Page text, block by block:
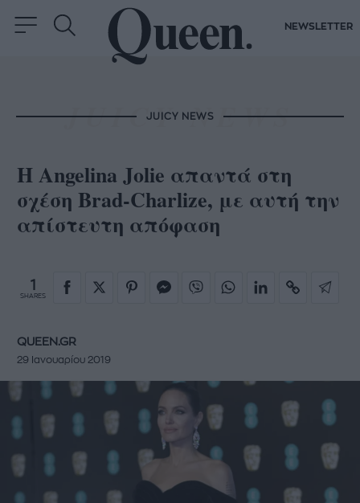
NEWSLETTER
JUICY NEWS
H Αngelina Jolie απαντά στη
σχέση Brad-Charlize, με αυτή την
απίστευτη απόφαση
1
SHARES
QUEEN.GR
29 Ιανουαρίου 2019